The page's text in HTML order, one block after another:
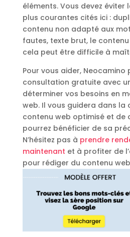
éléments. Vous devez éviter
plus courantes cités ici :
contenu non adapté aux
fautes, texte brut, le
cela peut être difficile à
Pour vous aider, Neocamino
consultation gratuite avec
déterminer vos besoins en
web. Il vous guidera dans la
contenu web optimisé et de
pourrez bénéficier de sa
N’hésitez pas à prendre
maintenant et à profiter de
pour rédiger du contenu